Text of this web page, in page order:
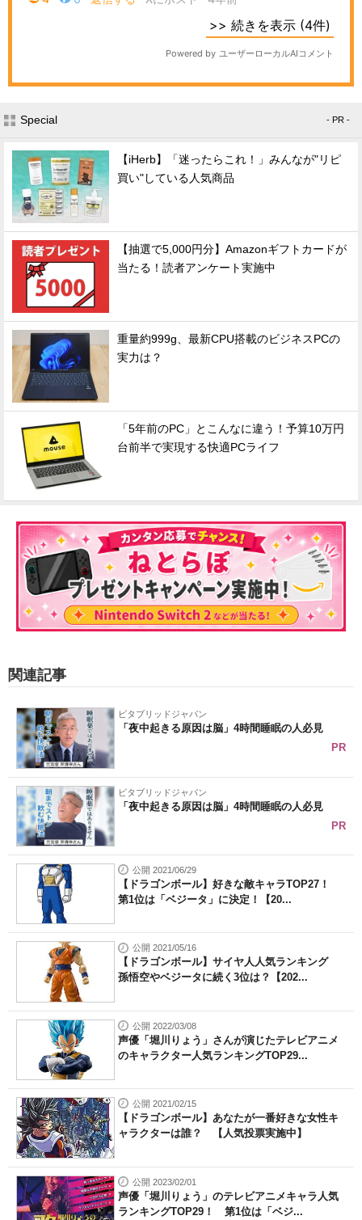
Special - PR -
【iHerb】「迷ったらこれ！」みんなが"リピ
買い"している人気商品
【抽選で5,000円分】Amazonギフトカードが
当たる！読者アンケート実施中
重量約999g、最新CPU搭載のビジネスPCの
実力は？
「5年前のPC」とこんなに違う！予算10万円
台前半で実現する快適PCライフ
関連記事
ビタブリッドジャパン
「夜中起きる原因は脳」4時間睡眠の人必見
PR
ビタブリッドジャパン
「夜中起きる原因は脳」4時間睡眠の人必見
PR
公開 2021/06/29
【ドラゴンボール】好きな敵キャラTOP27！
第1位は「ベジータ」に決定！【20...
公開 2021/05/16
【ドラゴンボール】サイヤ人人気ランキング
孫悟空やベジータに続く3位は？【202...
公開 2022/03/08
声優「堀川りょう」さんが演じたテレビアニメ
のキャラクター人気ランキングTOP29...
公開 2021/02/15
【ドラゴンボール】あなたが一番好きな女性キ
ャラクターは誰？ 【人気投票実施中】
公開 2023/02/01
声優「堀川りょう」のテレビアニメキャラ人気
ランキングTOP29！ 第1位は「ベジ...